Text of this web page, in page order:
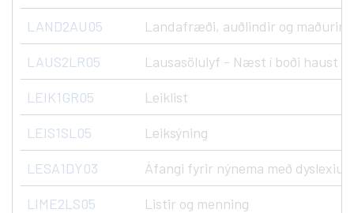
LAND2AU05 Landafræði, auðlindir og maðurinn
LAUS2LR05 Lausasölulyf - Næst í boði haust
LEIK1GR05 Leiklist
LEIS1SL05 Leiksýning
LESA1DY03 Áfangi fyrir nýnema með dyslexiu
LIME2LS05 Listir og menning